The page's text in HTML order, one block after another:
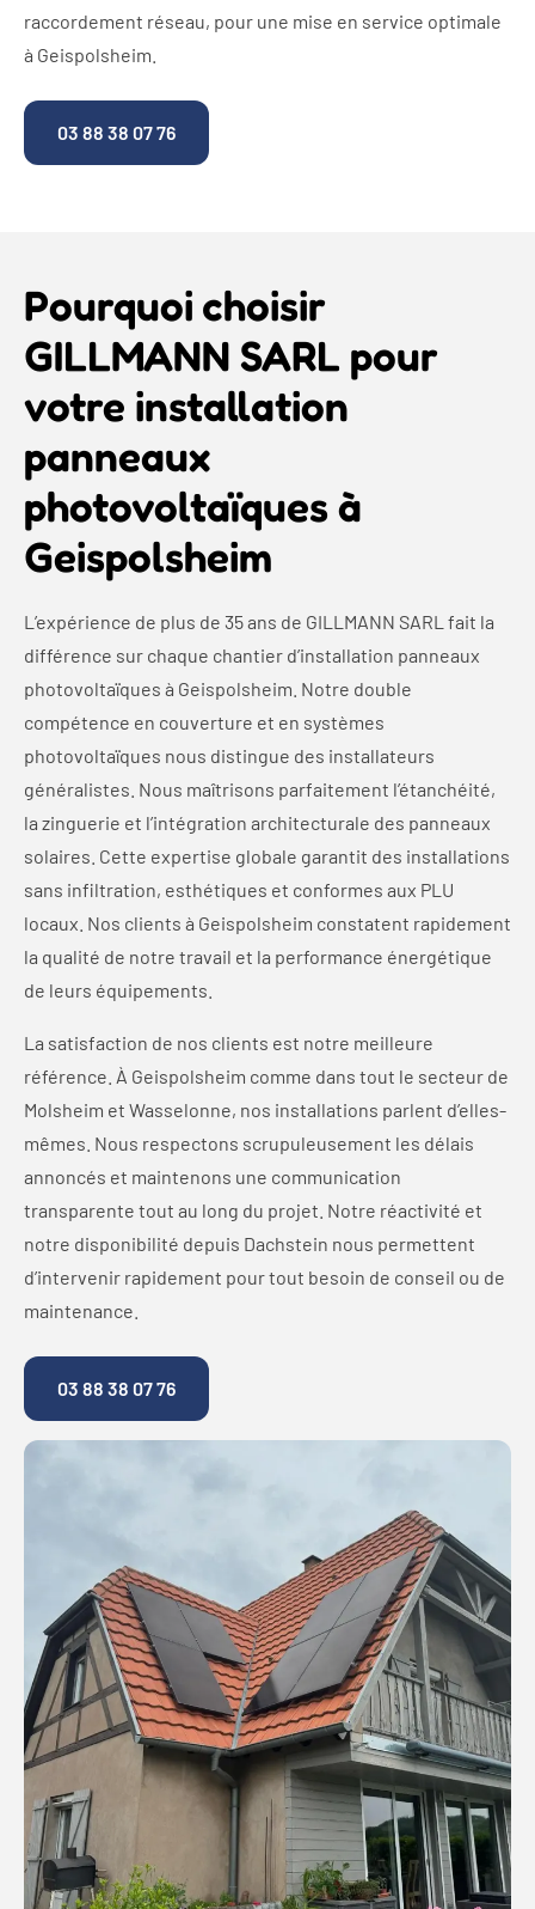
raccordement réseau, pour une mise en service optimale
à Geispolsheim.
03 88 38 07 76
Pourquoi choisir
GILLMANN SARL pour
votre installation
panneaux
photovoltaïques à
Geispolsheim
L’expérience de plus de 35 ans de GILLMANN SARL fait la
différence sur chaque chantier d’installation panneaux
photovoltaïques à Geispolsheim. Notre double
compétence en couverture et en systèmes
photovoltaïques nous distingue des installateurs
généralistes. Nous maîtrisons parfaitement l’étanchéité,
la zinguerie et l’intégration architecturale des panneaux
solaires. Cette expertise globale garantit des installations
sans infiltration, esthétiques et conformes aux PLU
locaux. Nos clients à Geispolsheim constatent rapidement
la qualité de notre travail et la performance énergétique
de leurs équipements.
La satisfaction de nos clients est notre meilleure
référence. À Geispolsheim comme dans tout le secteur de
Molsheim et Wasselonne, nos installations parlent d’elles-
mêmes. Nous respectons scrupuleusement les délais
annoncés et maintenons une communication
transparente tout au long du projet. Notre réactivité et
notre disponibilité depuis Dachstein nous permettent
d’intervenir rapidement pour tout besoin de conseil ou de
maintenance.
03 88 38 07 76